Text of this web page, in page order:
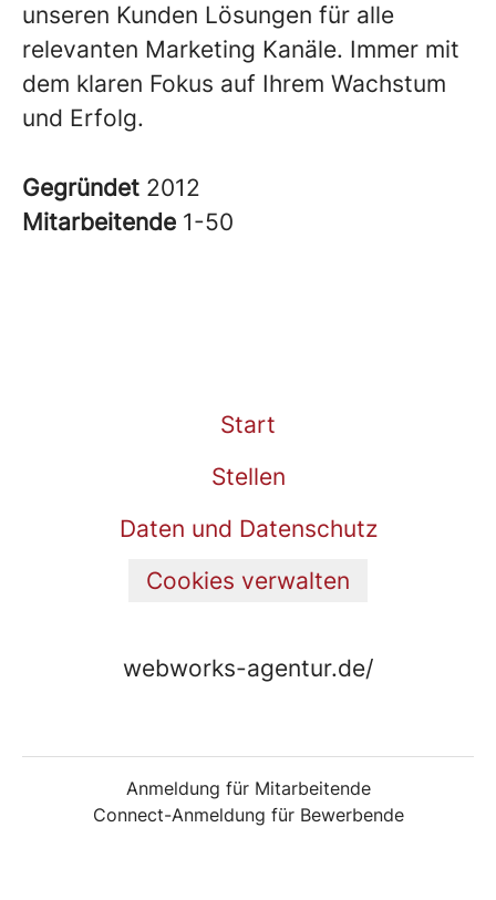
unseren Kunden Lösungen für alle
relevanten Marketing Kanäle. Immer mit
dem klaren Fokus auf Ihrem Wachstum
und Erfolg.
Gegründet 2012
Mitarbeitende 1-50
Start
Stellen
Daten und Datenschutz
Cookies verwalten
webworks-agentur.de/
Anmeldung für Mitarbeitende
Connect-Anmeldung für Bewerbende